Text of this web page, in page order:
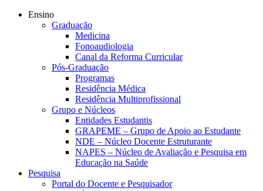
Ensino
Graduação
Medicina
Fonoaudiologia
Canal da Reforma Curricular
Pós-Graduação
Programas
Residência Médica
Residência Multiprofissional
Grupo e Núcleos
Entidades Estudantis
GRAPEME – Grupo de Apoio ao Estudante
NDE – Núcleo Docente Estruturante
NAPES – Núcleo de Avaliação e Pesquisa em
Educação na Saúde
Pesquisa
Portal do Docente e Pesquisador